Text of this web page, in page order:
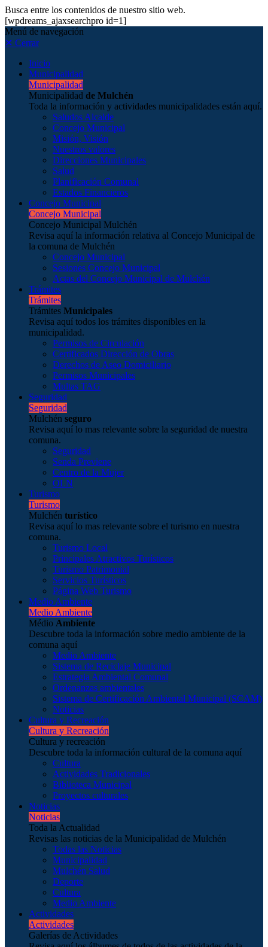
Busca entre los contenidos de nuestro sitio web.
[wpdreams_ajaxsearchpro id=1]
Menú de navegación
✕ Cerrar
Inicio
Municipalidad
Municipalidad
Municipalidad de Mulchén
Toda la información y actividades municipalidades están aquí.
Saludos Alcalde
Concejo Municipal
Misión, Visión
Nuestros valores
Direcciones Municipales
Salud
Planificación Comunal
Estados Financieros
Concejo Municipal
Concejo Municipal
Concejo Municipal Mulchén
Revisa aquí la información relativa al Concejo Municipal de
la comuna de Mulchén
Concejo Municipal
Sesiones Concejo Municipal
Actas del Concejo Municipal de Mulchén
Trámites
Trámites
Trámites Municipales
Revisa aquí todos los trámites disponibles en la
municipalidad.
Permisos de Circulación
Certificados Dirección de Obras
Derechos de Aseo Domiciliario
Permisos Municipales
Multas TAG
Seguridad
Seguridad
Mulchén seguro
Revisa aquí lo mas relevante sobre la seguridad de nuestra
comuna.
Seguridad
Senda Previene
Centro de la Mujer
OLN
Turismo
Turismo
Mulchén turístico
Revisa aquí lo mas relevante sobre el turismo en nuestra
comuna.
Turismo Local
Principales Atractivos Turísticos
Turismo Patrimonial
Servicios Turísticos
Página Web Turismo
Medio Ambiente
Medio Ambiente
Médio Ambiente
Descubre toda la información sobre medio ambiente de la
comuna aquí
Medio Ambiente
Sistema de Reciclaje Municipal
Estrategia Ambiental Comunal
Ordenanzas ambientales
Sistema de Certificación Ambiental Municipal (SCAM)
Noticias
Cultura y Recreación
Cultura y Recreación
Cultura y recreación
Descubre toda la información cultural de la comuna aquí
Cultura
Actividades Tradicionales
Biblioteca Municipal
Proyectos culturales
Noticias
Noticias
Toda la Actualidad
Revisas las noticias de la Municipalidad de Mulchén
Todas las Noticias
Municipalidad
Mulchén Salud
Deporte
Cultura
Medio Ambiente
Actividades
Actividades
Galerías de Actividades